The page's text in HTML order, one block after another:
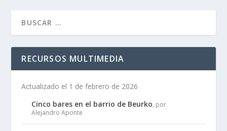
RECURSOS MULTIMEDIA
Actualizado el 1 de febrero de 2026
Cinco bares en el barrio de Beurko, por
Alejandro Aponte